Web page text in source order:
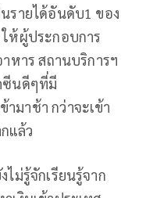
รายได้อันดับ1 ของ
ห้ผู้ประกอบการ
หาร สถานบริการฯ
ซีนดีๆที่มี
ามาช้า กว่าจะเข้า
แล้ว
ม่รู้จักเรียนรู้จาก